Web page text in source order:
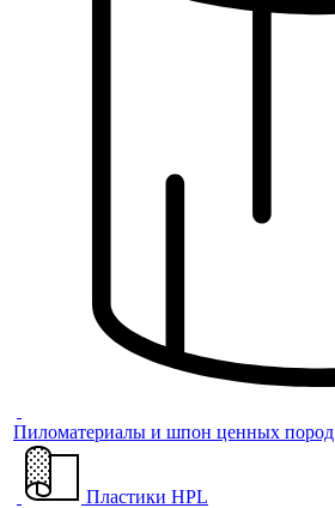
Пиломатериалы и шпон ценных пород
Пластики HPL